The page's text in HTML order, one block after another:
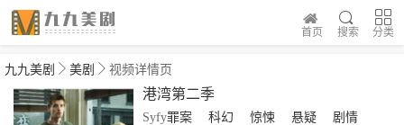
分类
搜索
首页
九九美剧 美剧 视频详情页
港湾第二季
Syfy罪案 科幻 惊悚 悬疑
剧情